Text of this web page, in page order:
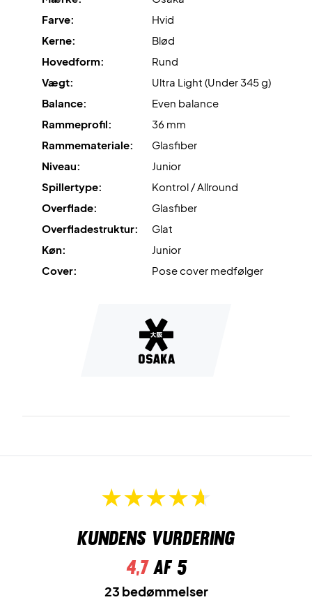
Farve:
Hvid
Kerne:
Blød
Hovedform:
Rund
Vægt:
Ultra Light (Under 345 g)
Balance:
Even balance
Rammeprofil:
36 mm
Rammemateriale:
Glasfiber
Niveau:
Junior
Spillertype:
Kontrol / Allround
Overflade:
Glasfiber
Overfladestruktur:
Glat
Køn:
Junior
Cover:
Pose cover medfølger
Kundens vurdering
4,7af 5
23 bedømmelser